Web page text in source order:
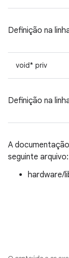
Definição na
void* priv
Definição na
A
seguinte arquivo:
hardware/